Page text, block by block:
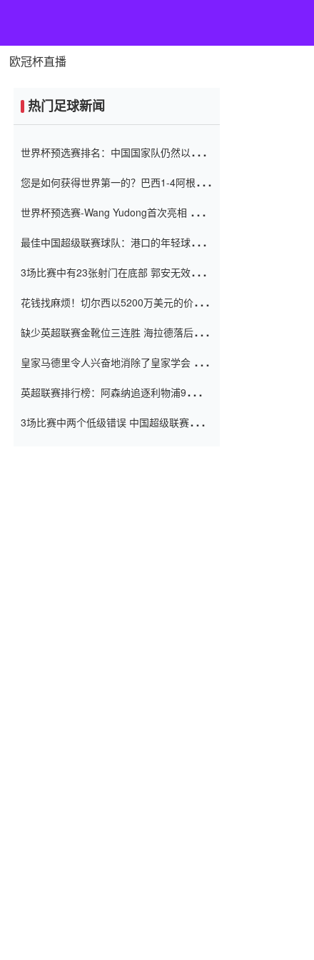
欧冠杯直播
热门足球新闻
世界杯预选赛排名：中国国家队仍然以6分
您是如何获得世界第一的？巴西1-4阿根
世界杯预选赛-Wang Yudong首次亮相 中国
最佳中国超级联赛球队：港口的年轻球员在
（Taishan）
3场比赛中有23张射门在底部 郭安无效传球
花钱找麻烦！切尔西以5200万美元的价格
窗口
缺少英超联赛金靴位三连胜 海拉德落后6球
皇家马德里令人兴奋地消除了皇家学会 安
英超联赛排行榜：阿森纳追逐利物浦9分 曼
3场比赛中两个低级错误 中国超级联赛的前